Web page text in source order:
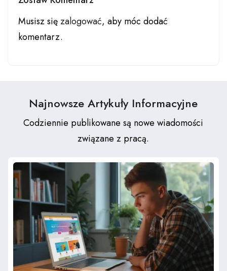
Musisz sięzalogować, aby móc dodać
komentarz.
Najnowsze Artykuły Informacyjne
Codziennie publikowane są nowe wiadomości
związane z pracą.